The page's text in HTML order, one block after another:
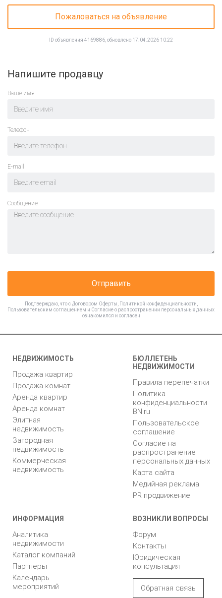
Пожаловаться на объявление
ID объявления 4169886, обновлено 17.04.2026 10:22
Напишите продавцу
Ваше имя
Телефон
E-mail
Cообщение
Отправить
Подтверждаю, что с Договором Оферты Политикой конфиденциальности
Пользовательским соглашением и Согласие о распространении персональных данных
ознакомился и согласен
НЕДВИЖИМОСТЬ
Продажа квартир
Продажа комнат
Аренда квартир
Аренда комнат
Элитная
недвижимость
Загородная
недвижимость
Коммерческая
недвижимость
БЮЛЛЕТЕНЬ
НЕДВИЖИМОСТИ
Правила перепечатки
Политика
конфиденциальности
BN.ru
Пользовательское
соглашение
Согласие на
распространение
персональных данных
Карта сайта
Медийная реклама
PR продвижение
ИНФОРМАЦИЯ
Аналитика
недвижимости
Каталог компаний
Партнеры
Календарь
мероприятий
ВОЗНИКЛИ ВОПРОСЫ
Форум
Контакты
Юридическая
консультация
Обратная связь